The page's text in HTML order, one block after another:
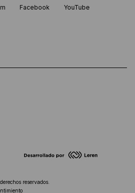
Facebook
YouTube
reservados.